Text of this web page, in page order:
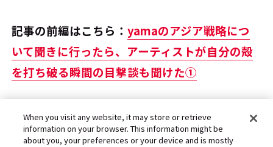
記事の前編はこちら：yamaのアジア戦略につ
いて聞きに行ったら、アーティストが自分の殻
を打ち破る瞬間の目撃談も聞けた①
文・取材：阿部美香
撮影：干川 修
When you visit any website, it may store or retrieve
information on your browser. This information might be
about you, your preferences or your device and is mostly